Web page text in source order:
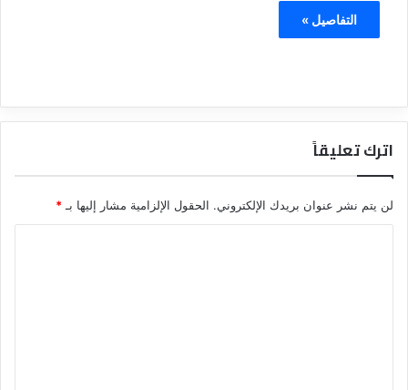
التفاصيل »
اترك تعليقاً
لن يتم نشر عنوان بريدك الإلكتروني. الحقول الإلزامية مشار إليها بـ *